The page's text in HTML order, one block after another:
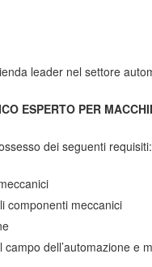
leader nel settore
ESPERTO PER
dei seguenti requisiti:
componenti meccanici
dell’automazione e